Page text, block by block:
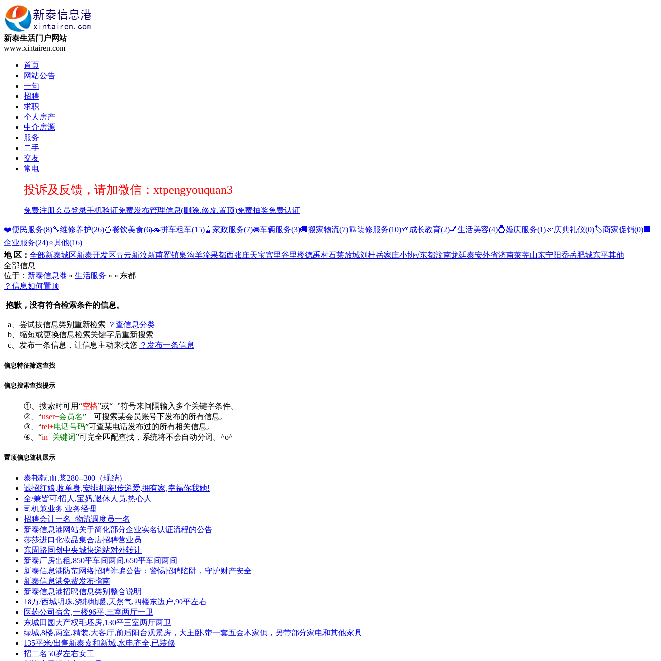
新泰生活门户网站
www.xintairen.com
首页
网站公告
一句
招聘
求职
个人房产
中介房源
服务
二手
交友
常电
投诉及反馈，请加微信：xtpengyouquan3
免费注册会员登录手机验证免费发布管理信息(删除.修改.置顶)免费抽奖免费认证
❤️便民服务(8)🔧维修养护(26)🍜餐饮美食(6)🚗拼车租车(15)🧹家政服务(7)🚘车辆服务(3)🚚搬家物流(7)🏗️装修服务(10)🌱成长教育(2)💅生活美容(4)💍婚庆服务(1)🎉庆典礼仪(0)🏷️商家促销(0)🏢
企业服务(24)⭐️其他(16)
地 区： 全部新泰城区新泰开发区青云新汶新甫翟镇泉沟羊流果都西张庄天宝宫里谷里楼德禹村石莱放城刘杜岳家庄小协√东都汶南龙廷泰安外省济南莱芜山东宁阳岙岳肥城东平其他
全部信息
位于： 新泰信息港 » 生活服务 » » 东都
？信息如何置顶
抱歉，没有符合检索条件的信息。
a、尝试按信息类别重新检索 ？查信息分类
b、缩短或更换信息检索关键字后重新搜索
c、发布一条信息，让信息主动来找您 ？发布一条信息
信息特征筛选查找
信息搜索查找提示
①、搜索时可用“空格”或“+”符号来间隔输入多个关键字条件。
②、“user+会员名”，可搜索某会员账号下发布的所有信息。
③、“tel+电话号码”可查某电话发布过的所有相关信息。
④、“in+关键词”可完全匹配查找，系统将不会自动分词。^o^
置顶信息随机展示
泰邦献.血.浆280--300（现结）
诚招红娘,收单身,安排相亲!传递爱,拥有家,幸福你我她!
全/兼皆可/招人,宝妈,退休人员,热心人
司机兼业务,业务经理
招聘会计一名+物流调度员一名
新泰信息港网站关于简化部分企业实名认证流程的公告
莎莎进口化妆品集合店招聘营业员
东周路同创中央城快递站对外转让
新泰厂房出租,850平车间两间,650平车间两间
新泰信息港防范网络招聘诈骗公告：警惕招聘陷阱，守护财产安全
新泰信息港免费发布指南
新泰信息港招聘信息类别整合说明
18万/西城明珠,浇制地暖,天然气,四楼东边户,90平左右
医药公司宿舍,一楼96平,三室两厅一卫
东城田园大产权毛坯房,130平三室两厅两卫
绿城,8楼,两室,精装,大客厅,前后阳台观景房，大主卧,带一套五金木家俱，另带部分家电和其他家具
135平米/出售新泰嘉和新城,水电齐全,已装修
招二名50岁左右女工